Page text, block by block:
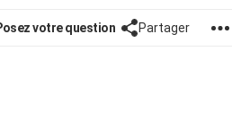
votre question Partager